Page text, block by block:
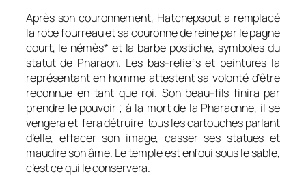
Après son couronnement, Hatchepsout a remplacé
la robe fourreau et sa couronne de reine par le pagne
court, le némès* et la barbe postiche, symboles du
statut de Pharaon. Les bas-reliefs et peintures la
représentant en homme attestent sa volonté d’être
reconnue en tant que roi. Son beau-fils finira par
prendre le pouvoir ; à la mort de la Pharaonne, il se
vengera et fera détruire tous les cartouches parlant
d’elle, effacer son image, casser ses statues et
maudire son âme. Le temple est enfoui sous le sable,
c’est ce qui le conservera.